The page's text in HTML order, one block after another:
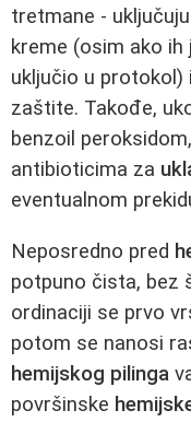
tretmane -
kreme (osim ako
uključio u protokol)
zaštite. Takođe,
benzoil
antibioticima za
eventualnom
Neposredno pred
potpuno čista, bez
ordinaciji se prvo
potom se nanosi
hemijskog pilinga
površinske